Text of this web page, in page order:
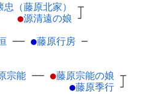
忠（藤原北家）
┬
●源清遠の娘 ┘
── ●藤原行房 ─
宗能 ── ●藤原宗能の娘 ┬
●藤原季行 ┘